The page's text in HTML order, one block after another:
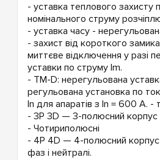
- уставка теплового захисту
номінального струму
- уставка часу -
- захист від короткого
миттєве відключення у разі
уставки по струму Im.
- TM-D: нерегульована
регульована установка по
In для апаратів з In = 600 А. -
- 3P 3D — 3-полюсний корпус
- Чотириполюсні
- 4P 4D — 4-полюсний корпус
фаз і нейтралі.